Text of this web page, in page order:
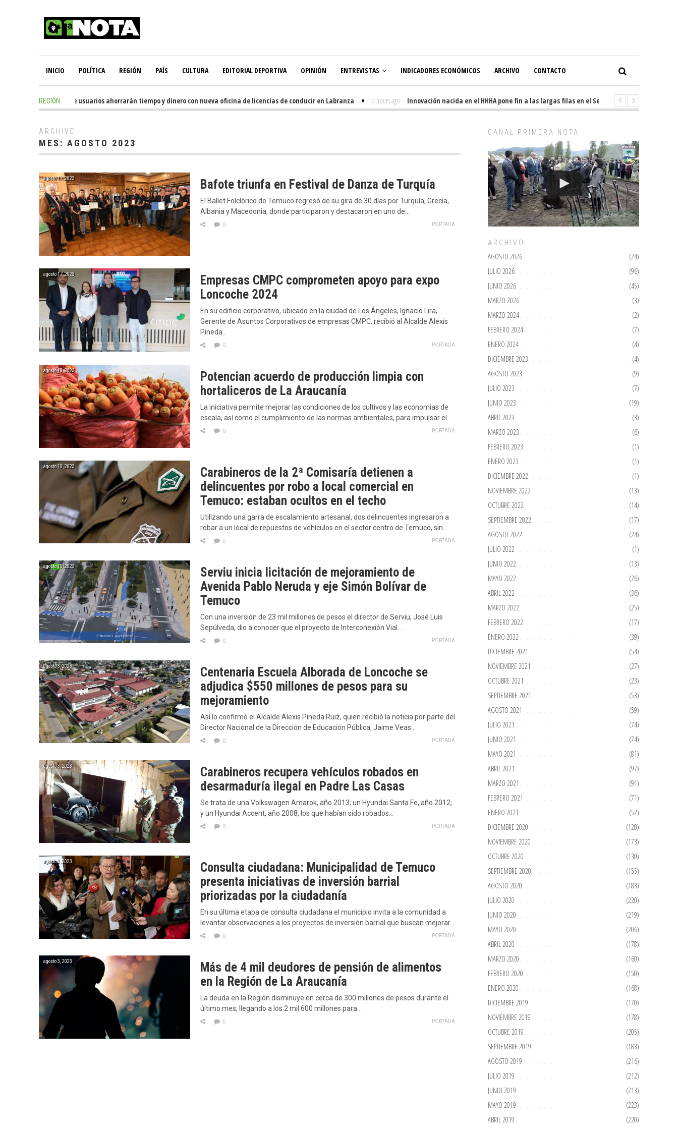
INICIO POLÍTICA REGIÓN PAÍS CULTURA EDITORIAL DEPORTIVA OPINIÓN ENTREVISTAS INDICADORES ECONÓMICOS ARCHIVO CONTACTO
REGIÓN
Miles de usuarios ahorrarán tiempo y dinero con nueva oficina de licencias de conducir en Labranza 4 hours ago - Innovación nacida en el HHHA pone fin a las largas filas en el Servicio de Imagenología
ARCHIVE
MES: AGOSTO 2023
agosto 17, 2023 Bafote triunfa en Festival de Danza de Turquía
El Ballet Folclórico de Temuco regresó de su gira de 30 días por Turquía, Grecia,
Albania y Macedonia, donde participaron y destacaron en uno de…
PORTADA
0
agosto 17, 2023
Empresas CMPC comprometen apoyo para expo
Loncoche 2024
En su edificio corporativo, ubicado en la ciudad de Los Ángeles, Ignacio Lira,
Gerente de Asuntos Corporativos de empresas CMPC, recibió al Alcalde Alexis
Pineda…
PORTADA
0
agosto 10, 2023
Potencian acuerdo de producción limpia con
hortaliceros de La Araucanía
La iniciativa permite mejorar las condiciones de los cultivos y las economías de
escala, así como el cumplimiento de las normas ambientales, para impulsar el…
PORTADA
0
agosto 10, 2023
Carabineros de la 2ª Comisaría detienen a
delincuentes por robo a local comercial en
Temuco: estaban ocultos en el techo
Utilizando una garra de escalamiento artesanal, dos delincuentes ingresaron a
robar a un local de repuestos de vehículos en el sector centro de Temuco, sin…
PORTADA
0
agosto 10, 2023
Serviu inicia licitación de mejoramiento de
Avenida Pablo Neruda y eje Simón Bolívar de
Temuco
Con una inversión de 23 mil millones de pesos el director de Serviu, José Luis
Sepúlveda, dio a conocer que el proyecto de Interconexión Vial…
PORTADA
0
agosto 3, 2023
Centenaria Escuela Alborada de Loncoche se
adjudica $550 millones de pesos para su
mejoramiento
Así lo confirmó el Alcalde Alexis Pineda Ruiz, quien recibió la noticia por parte del
Director Nacional de la Dirección de Educación Pública; Jaime Veas…
PORTADA
0
agosto 3, 2023
Carabineros recupera vehículos robados en
desarmaduría ilegal en Padre Las Casas
Se trata de una Volkswagen Amarok, año 2013; un Hyundai Santa Fe, año 2012;
y un Hyundai Accent, año 2008, los que habían sido robados…
PORTADA
0
agosto 3, 2023
Consulta ciudadana: Municipalidad de Temuco
presenta iniciativas de inversión barrial
priorizadas por la ciudadanía
En su última etapa de consulta ciudadana el municipio invita a la comunidad a
levantar observaciones a los proyectos de inversión barrial que buscan mejorar…
PORTADA
0
agosto 3, 2023
Más de 4 mil deudores de pensión de alimentos
en la Región de La Araucanía
La deuda en la Región disminuye en cerca de 300 millones de pesos durante el
último mes, llegando a los 2 mil 600 millones para…
PORTADA
0
CANAL PRIMERA NOTA
ARCHIVO
AGOSTO 2026
(24)
JULIO 2026
(96)
JUNIO 2026
(45)
MARZO 2026
(3)
MARZO 2024
(2)
FEBRERO 2024
(7)
ENERO 2024
(4)
DICIEMBRE 2023
(4)
AGOSTO 2023
(9)
JULIO 2023
(7)
JUNIO 2023
(19)
ABRIL 2023
(3)
MARZO 2023
(6)
FEBRERO 2023
(1)
ENERO 2023
(1)
DICIEMBRE 2022
(1)
NOVIEMBRE 2022
(13)
OCTUBRE 2022
(14)
SEPTIEMBRE 2022
(17)
AGOSTO 2022
(24)
JULIO 2022
(1)
JUNIO 2022
(13)
MAYO 2022
(26)
ABRIL 2022
(36)
MARZO 2022
(25)
FEBRERO 2022
(17)
ENERO 2022
(39)
DICIEMBRE 2021
(54)
NOVIEMBRE 2021
(27)
OCTUBRE 2021
(23)
SEPTIEMBRE 2021
(53)
AGOSTO 2021
(59)
JULIO 2021
(74)
JUNIO 2021
(74)
MAYO 2021
(81)
ABRIL 2021
(97)
MARZO 2021
(91)
FEBRERO 2021
(71)
ENERO 2021
(52)
DICIEMBRE 2020
(120)
NOVIEMBRE 2020
(173)
OCTUBRE 2020
(130)
SEPTIEMBRE 2020
(155)
AGOSTO 2020
(183)
JULIO 2020
(220)
JUNIO 2020
(219)
MAYO 2020
(206)
ABRIL 2020
(178)
MARZO 2020
(160)
FEBRERO 2020
(150)
ENERO 2020
(168)
DICIEMBRE 2019
(170)
NOVIEMBRE 2019
(178)
OCTUBRE 2019
(205)
SEPTIEMBRE 2019
(183)
AGOSTO 2019
(216)
JULIO 2019
(212)
JUNIO 2019
(213)
MAYO 2019
(223)
ABRIL 2019
(220)